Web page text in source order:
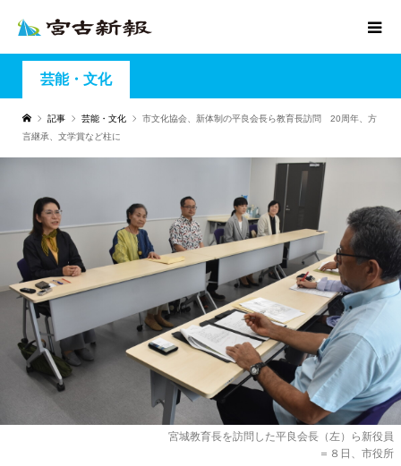
芸能・文化
記事 芸能・文化
市文化協会、新体制の平良会長ら教育長訪問 20周年、方
言継承、文学賞など柱に
宮城教育長を訪問した平良会長（左）ら新役員
＝８日、市役所